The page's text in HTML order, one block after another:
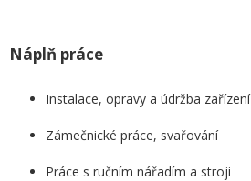
Náplň práce
Instalace, opravy a údržba zařízení
Zámečnické práce, svařování
Práce s ručním nářadím a stroji